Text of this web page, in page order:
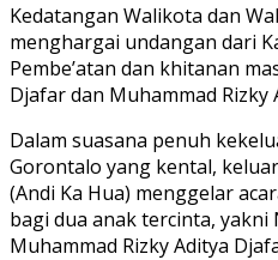
Kedatangan Walikota dan
menghargai undangan dari
Pembe’atan dan khitanan
Djafar dan Muhammad Rizky
Dalam suasana penuh
Gorontalo yang kental,
(Andi Ka Hua) menggelar
bagi dua anak tercinta,
Muhammad Rizky Aditya